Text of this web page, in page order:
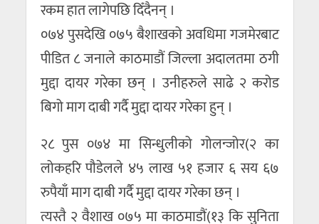
रकम हात लागेपछि दिँदैनन् ।
०७४ पुसदेखि ०७५ बैशाखको अवधिमा गजमेरबाट
पीडित ८ जनाले काठमाडौं जिल्ला अदालतमा ठगी
मुद्दा दायर गरेका छन् । उनीहरुले साढे २ करोड
बिगो माग दाबी गर्दै मुद्दा दायर गरेका हुन् ।
२८ पुस ०७४ मा सिन्धुलीको गोलन्जोर(२ का
लोकहरि पौडेलले ४५ लाख ५१ हजार ६ सय ६७
रुपैयाँ माग दाबी गर्दै मुद्दा दायर गरेका छन् ।
त्यस्तै २ वैशाख ०७५ मा काठमाडौं(१३ कि सुनिता